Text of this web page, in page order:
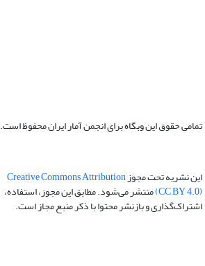
تمامی حقوق این وبگاه برای انجمن آمار ایران محفوظ است.
این نشریه تحت مجوزCreative Commons Attribution
(CC BY 4.0)منتشر می‌شود. مطابق این مجوز، استفاده،
اشتراک‌گذاری و بازنشر محتوا با ذکر منبع مجاز است.